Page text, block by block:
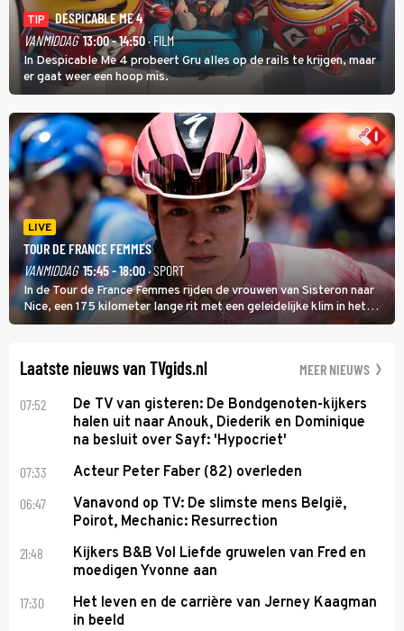
TIP
DESPICABLE ME 4
VANMIDDAG 13:00 - 14:50· FILM
In Despicable Me 4 probeert Gru alles op de rails te krijgen, maar
er gaat weer een hoop mis.
LIVE
TOUR DE FRANCE FEMMES
VANMIDDAG 15:45 - 18:00· SPORT
In de Tour de France Femmes rijden de vrouwen van Sisteron naar
Nice, een 175 kilometer lange rit met een geleidelijke klim in het
midden. Dat is mogelijk niet de zwaarste hindernis, dat is de
Laatste nieuws van TVgids.nl MEER NIEUWS
07:52
De TV van gisteren: De Bondgenoten-kijkers
halen uit naar Anouk, Diederik en Dominique
na besluit over Sayf: 'Hypocriet'
07:33 Acteur Peter Faber (82) overleden
06:47
Vanavond op TV: De slimste mens België,
Poirot, Mechanic: Resurrection
21:48
Kijkers B&B Vol Liefde gruwelen van Fred en
moedigen Yvonne aan
17:30
Het leven en de carrière van Jerney Kaagman
in beeld